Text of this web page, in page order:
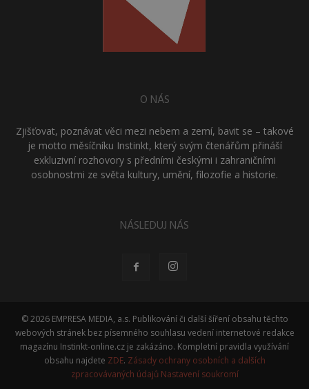
O NÁS
Zjišťovat, poznávat věci mezi nebem a zemí, bavit se – takové
je motto měsíčníku Instinkt, který svým čtenářům přináší
exkluzivní rozhovory s předními českými i zahraničními
osobnostmi ze světa kultury, umění, filozofie a historie.
NÁSLEDUJ NÁS
© 2026 EMPRESA MEDIA, a.s. Publikování či další šíření obsahu těchto
webových stránek bez písemného souhlasu vedení internetové redakce
magazínu Instinkt-online.cz je zakázáno. Kompletní pravidla využívání
obsahu najdete ZDE. Zásady ochrany osobních a dalších
zpracovávaných údajů Nastavení soukromí